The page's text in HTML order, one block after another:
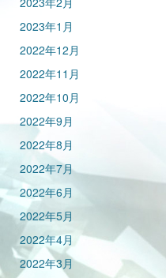
2023年1月
2022年12月
2022年11月
2022年10月
2022年9月
2022年8月
2022年7月
2022年6月
2022年5月
2022年4月
2022年3月